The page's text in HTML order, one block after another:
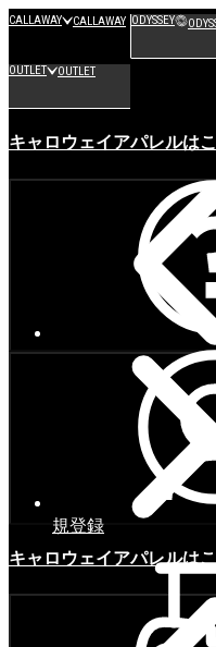
CALLAWAY CALLAWAY ODYSSEY
OUTLET OUTLET
キャロウェイアパレルは
キャロウェイアパレルは
規登録